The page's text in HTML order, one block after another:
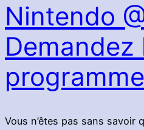
Nintendo
Demandez
Vous n’êtes pas sans savoir